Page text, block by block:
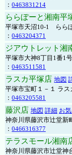
： 0463831214
ららぽーと湘南平
平塚市天沼10-1 らら
： 0463204371
ジアウトレット湘
平塚市大神8丁目1番1
： 0463511581
ラスカ平塚店 地図
平塚市宝町１－１ ラス
： 0463205581
藤沢店 地図 詳細 お
神奈川県藤沢市辻堂新
： 0466316377
テラスモール湘南
神奈川県藤沢市辻堂神